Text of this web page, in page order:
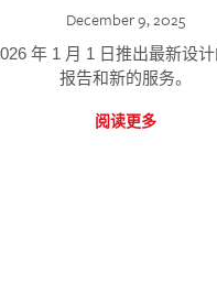
December 9, 2025
年 1 月 1 日推出最新设
报告和新的服务。
阅读更多